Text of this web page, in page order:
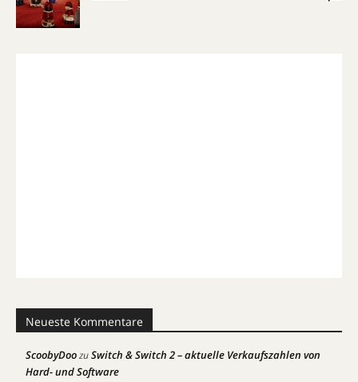
Neueste Kommentare
ScoobyDoozuSwitch & Switch 2 – aktuelle Verkaufszahlen von
Hard- und Software